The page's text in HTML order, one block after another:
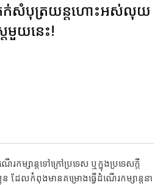
ក់សំបុត្រយន្តហោះអស់លុយ
រមួយនេះ!
សាន្តទៅក្រៅប្រទេស ឬក្នុងប្រទេសក្តី
ន ដែលកំពុងមានគម្រោងធ្វើដំណើរកម្សាន្តនា